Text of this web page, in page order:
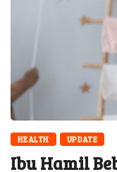
HEALTH UPDATE
Ibu Hamil